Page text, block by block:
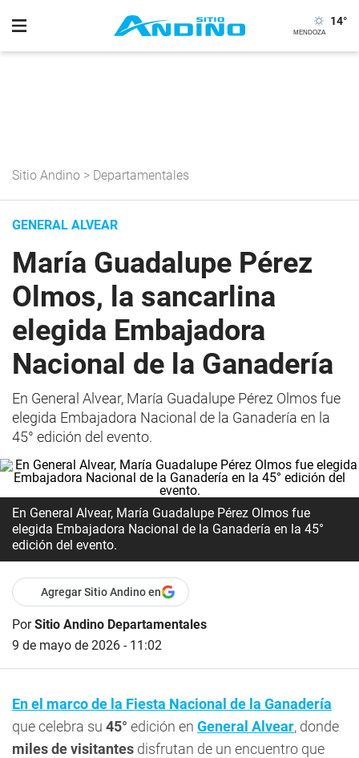
14°
Sitio Andino > Departamentales
GENERAL ALVEAR
María Guadalupe Pérez
Olmos, la sancarlina
elegida Embajadora
Nacional de la Ganadería
En General Alvear, María Guadalupe Pérez Olmos fue
elegida Embajadora Nacional de la Ganadería en la
45° edición del evento.
En General Alvear, María Guadalupe Pérez Olmos fue
elegida Embajadora Nacional de la Ganadería en la 45°
edición del evento.
Agregar Sitio Andino en
PorSitio Andino Departamentales
9 de mayo de 2026 - 11:02
En el marco de la Fiesta Nacional de la Ganadería
que celebra su 45° edición en General Alvear, donde
miles de visitantes disfrutan de un encuentro que